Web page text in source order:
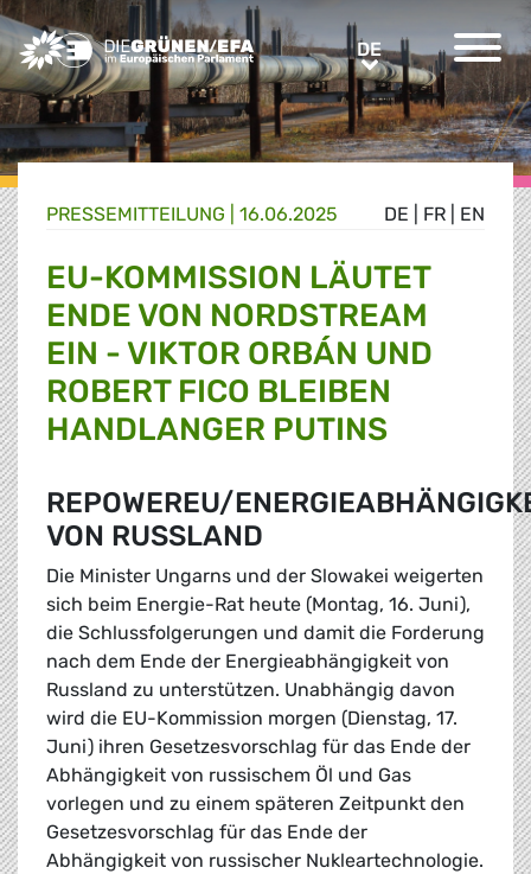
Greens/EFA Home DEDE
DE FR EN
PRESSE­MITTEILUNG 16.06.2025
EU-KOMMISSION LÄUTET
ENDE VON NORDSTREAM
EIN - VIKTOR ORBÁN UND
ROBERT FICO BLEIBEN
HANDLANGER PUTINS
REPOWEREU/
VON RUSSLAND
Die Minister Ungarns und der Slowakei weigerten
sich beim Energie-Rat heute (Montag, 16. Juni),
die Schlussfolgerungen und damit die Forderung
nach dem Ende der Energieabhängigkeit von
Russland zu unterstützen. Unabhängig davon
wird die EU-Kommission morgen (Dienstag, 17.
Juni) ihren Gesetzesvorschlag für das Ende der
Abhängigkeit von russischem Öl und Gas
vorlegen und zu einem späteren Zeitpunkt den
Gesetzesvorschlag für das Ende der
Abhängigkeit von russischer Nukleartechnologie.